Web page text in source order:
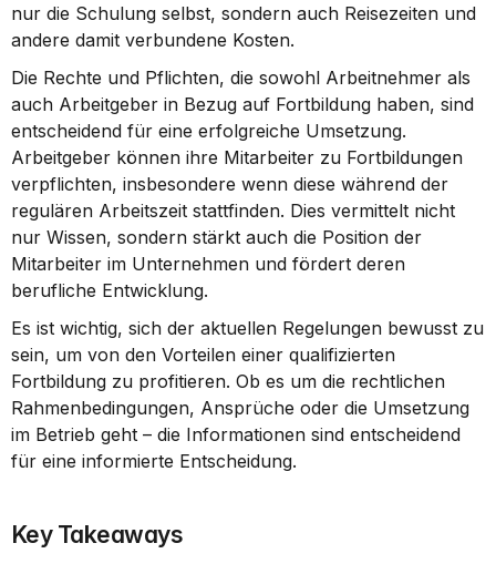
nur die Schulung selbst, sondern auch Reisezeiten und
andere damit verbundene Kosten.
Die Rechte und Pflichten, die sowohl Arbeitnehmer als
auch Arbeitgeber in Bezug auf Fortbildung haben, sind
entscheidend für eine erfolgreiche Umsetzung.
Arbeitgeber können ihre Mitarbeiter zu Fortbildungen
verpflichten, insbesondere wenn diese während der
regulären Arbeitszeit stattfinden. Dies vermittelt nicht
nur Wissen, sondern stärkt auch die Position der
Mitarbeiter im Unternehmen und fördert deren
berufliche Entwicklung.
Es ist wichtig, sich der aktuellen Regelungen bewusst zu
sein, um von den Vorteilen einer qualifizierten
Fortbildung zu profitieren. Ob es um die rechtlichen
Rahmenbedingungen, Ansprüche oder die Umsetzung
im Betrieb geht – die Informationen sind entscheidend
für eine informierte Entscheidung.
Key Takeaways